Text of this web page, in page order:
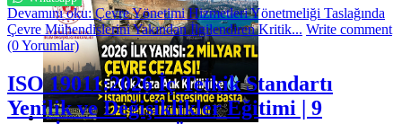
Devamını oku: Çevre Yönetimi Hizmetleri Yönetmeliği Taslağında
Çevre Mühendislerini Yakından İlgilendiren Kritik... Write comment
(0 Yorumlar)
ISO 19011:2026 İç Tetkik Standartı
Yenilik ve Değişiklikler Eğitimi | 9